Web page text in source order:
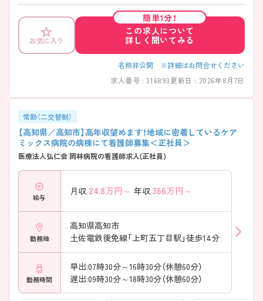
お気に入り
簡単1分！
この求人について
詳しく聞いてみる
名称非公開 ※詳細はお問合せください
求人番号 : 316893更新日 : 2026年8月7日
常勤（二交替制）
【高知県／高知市】高年収望めます！地域に密着しているケア
ミックス病院の病棟にて看護師募集＜正社員＞
医療法人弘仁会 岡林病院の看護師求人(正社員)
給与
月収 24.8万円～ 年収 366万円～
勤務地
高知県高知市
土佐電鉄後免線「上町五丁目駅」徒歩14分
勤務時間
早出:07時30分～16時30分（休憩60分）
遅出:09時30分～18時30分（休憩60分）